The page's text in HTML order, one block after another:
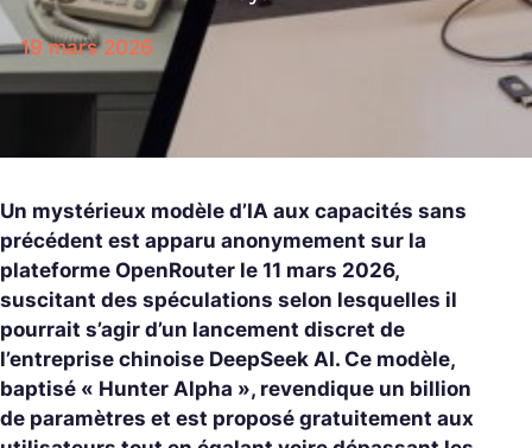
19 mars 2026
Un mystérieux modèle d’IA aux capacités sans
précédent est apparu anonymement sur la
plateforme OpenRouter le 11 mars 2026,
suscitant des spéculations selon lesquelles il
pourrait s’agir d’un lancement discret de
l’entreprise chinoise DeepSeek AI. Ce modèle,
baptisé « Hunter Alpha », revendique un billion
de paramètres et est proposé gratuitement aux